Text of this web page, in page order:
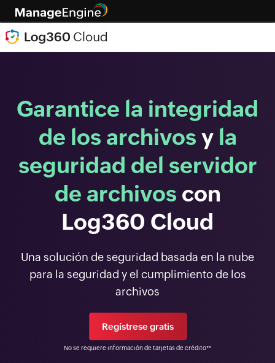
Garantice la integridad
de los archivos y la
seguridad del servidor
de archivos con
Log360 Cloud
Una solución de seguridad basada en la nube
para la seguridad y el cumplimiento de los
archivos
Regístrese gratis
No se requiere información de tarjetas de crédito**